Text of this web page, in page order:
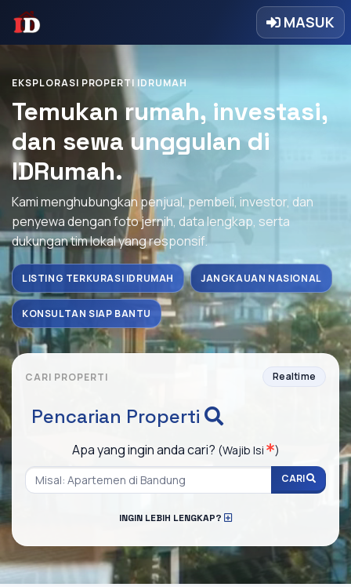
MASUK
EKSPLORASI PROPERTI IDRUMAH
Temukan rumah, investasi,
dan sewa unggulan di
IDRumah.
Kami menghubungkan penjual, pembeli, investor, dan
penyewa dengan foto jernih, data lengkap, serta
dukungan tim lokal yang responsif.
LISTING TERKURASI IDRUMAH JANGKAUAN NASIONAL
KONSULTAN SIAP BANTU
CARI PROPERTI Realtime
Pencarian Properti
Apa yang ingin anda cari? (Wajib Isi )
CARI
INGIN LEBIH LENGKAP?